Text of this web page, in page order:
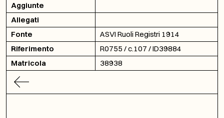
Aggiunte
Allegati
Fonte
ASVI Ruoli Registri 1914
Riferimento
R0755 / c.107 / ID39884
Matricola
38938